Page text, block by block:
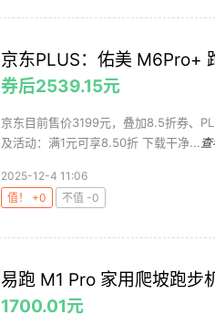
京东PLUS：佑美 M6Pro+
券后2539.15元
京东目前售价3199元，叠加8.5折券、
及活动：满1元可享8.50折 下载干净...
2025-12-4 11:06
值！ +0
不值 -0
易跑 ​M1 Pro 家用爬坡跑步
1700.01元